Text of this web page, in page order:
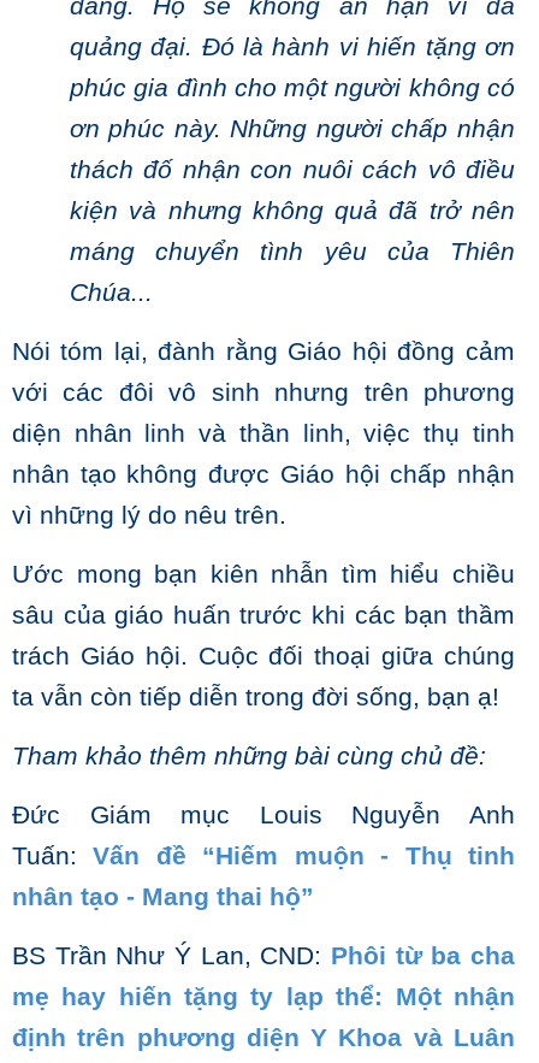
đáng. Họ sẽ không ân hận vì đã
quảng đại. Đó là hành vi hiến tặng ơn
phúc gia đình cho một người không có
ơn phúc này.Những người chấp nhận
thách đố nhận con nuôi cách vô điều
kiện và nhưng không quả đã trở nên
máng chuyển tình yêu của Thiên
Chúa...
Nói tóm lại, đành rằng Giáo hội đồng cảm
với các đôi vô sinh nhưng trên phương
diện nhân linh và thần linh, việc thụ tinh
nhân tạo không được Giáo hội chấp nhận
vì những lý do nêu trên.
Ước mong bạn kiên nhẫn tìm hiểu chiều
sâu của giáo huấn trước khi các bạn thầm
trách Giáo hội. Cuộc đối thoại giữa chúng
ta vẫn còn tiếp diễn trong đời sống, bạn ạ!
Tham khảo thêm những bài cùng chủ đề:
Đức Giám mục Louis Nguyễn Anh
Tuấn:Vấn đề “Hiếm muộn - Thụ tinh
nhân tạo - Mang thai hộ”
BS Trần Như Ý Lan, CND: Phôi từ ba cha
mẹ hay hiến tặng ty lạp thể: Một nhận
định trên phương diện Y Khoa và Luân